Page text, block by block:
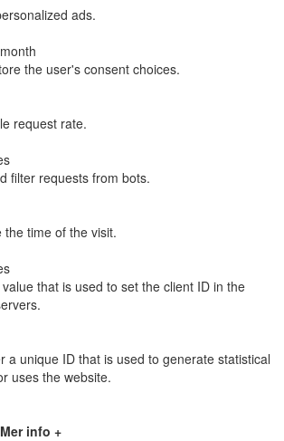
ads.
the user's consent choices.
request rate.
filter requests from bots.
the time of the visit.
that is used to set the client ID in the
a unique ID that is used to generate statistical
uses the website.
Mer info +